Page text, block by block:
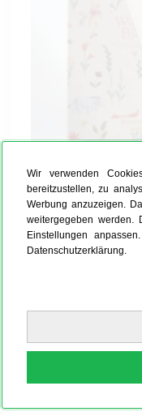
Wir verwenden
bereitzustellen, zu
Werbung anzuzeigen.
weitergegeben werden.
Einstellungen
Datenschutzerklärung.
Von Micky
jeden
Egal, ob Du ein
Design. Suchst
für kleine
Story Design für
findest Du eine
Du mit Deinem